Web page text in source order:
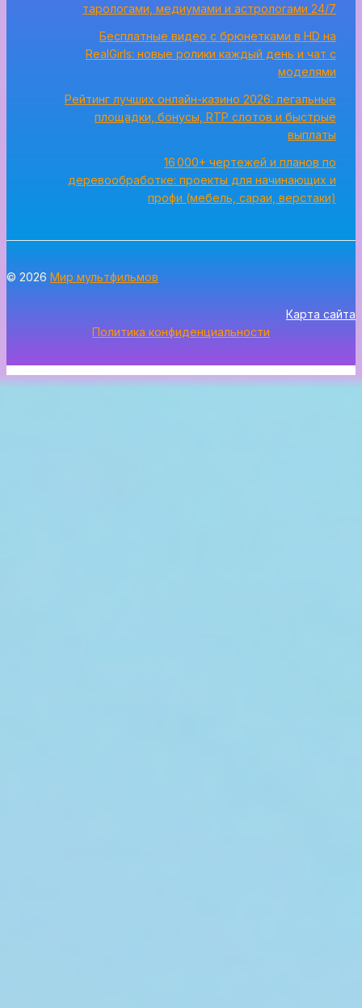
тарологами, медиумами и астрологами 24/7
Бесплатные видео с брюнетками в HD на
RealGirls: новые ролики каждый день и чат с
моделями
Рейтинг лучших онлайн-казино 2026: легальные
площадки, бонусы, RTP слотов и быстрые
выплаты
16 000+ чертежей и планов по
деревообработке: проекты для начинающих и
профи (мебель, сараи, верстаки)
© 2026 Мир мультфильмов
Карта сайта
Политика конфиденциальности